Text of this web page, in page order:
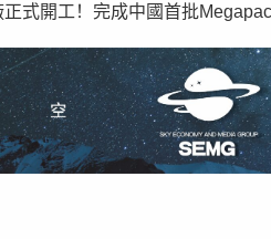
式開工！完成中國首批